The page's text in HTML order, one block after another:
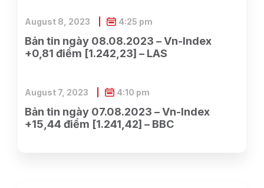
Bản tin ngày 08.08.2023 – Vn-Index
+0,81 điểm [1.242,23] – LAS
August 8, 2023 4:25 pm
Bản tin ngày 07.08.2023 – Vn-Index
+15,44 điểm [1.241,42] – BBC
August 7, 2023 4:10 pm